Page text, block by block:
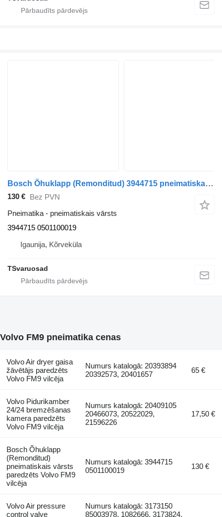
Bosch Õhuklapp (Remonditud) 3944715 pneimatiskais vārsts paredzēts Volvo FM9 vilcēja
130 € Bez PVN
Pneimatika - pneimatiskais vārsts
3944715 0501100019
Igaunija, Kõrveküla
TSvaruosad
Volvo FM9 pneimatika cenas
Volvo Air dryer gaisa
žāvētājs paredzēts
Volvo FM9 vilcēja
Numurs katalogā: 20393894
20392573, 20401657
65 €
Volvo Pidurikamber
24/24 bremzēšanas
kamera paredzēts
Volvo FM9 vilcēja
Numurs katalogā: 20409105
20466073, 20522029,
21596226
17,50 €
Bosch Õhuklapp
(Remonditud)
pneimatiskais vārsts
paredzēts Volvo FM9
vilcēja
Numurs katalogā: 3944715
0501100019
130 €
Volvo Air pressure
control valve
Numurs katalogā: 3173150
85003978, 1082666, 3173824,